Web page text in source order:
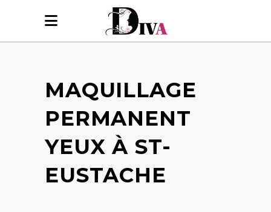
MAQUILLAGE
PERMANENT
YEUX À ST-
EUSTACHE